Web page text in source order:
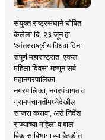
संयुक्त राष्ट्रसंघाने घोषित
केलेला दि. २३ जून हा
'आंतरराष्ट्रीय विधवा दिन'
संपूर्ण महाराष्ट्रात 'एकल
महिला दिवस' म्हणून सर्व
महानगरपालिका,
नगरपालिका, नगरपंचायत व
ग्रामपंचायतींमध्येदेखील
साजरा करावा, असे निर्देश
राज्याच्या महिला व बाल
विकास विभागाच्या बैठकीत